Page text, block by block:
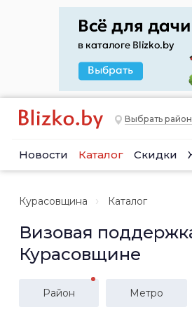
Выбрать район
Новости Каталог Скидки
Курасовщина Каталог
Визовая
Курасовщине
Район Метро